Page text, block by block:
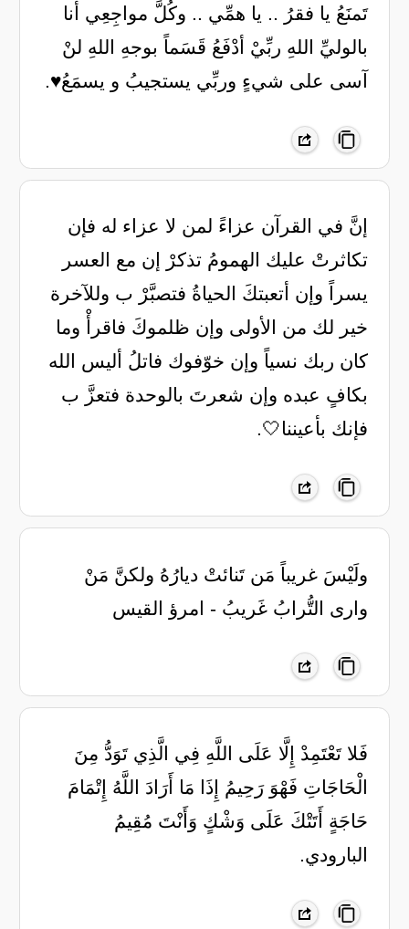
تَمنَعُ يا فقرُ .. يا همِّي .. وكُلَّ مواجِعِي أنا
بالوليِّ اللهِ ربِّيْ أدْفَعُ قَسَماً بوجهِ اللهِ لنْ
آسى على شيءٍ وربِّي يستجيبُ و يسمَعُ♥️.
‏إنَّ في القرآن عزاءً لمن لا عزاء له فإن
تكاثرتْ عليك الهمومُ تذكرْ إن مع العسر
يسراً وإن أتعبتكَ الحياةُ فتصبَّرْ ب وللآخرة
خير لك من الأولى وإن ظلموكَ فاقرأْ وما
كان ربك نسياً وإن خوّفوك فاتلُ أليس الله
بكافٍ عبده وإن شعرتَ بالوحدة فتعزَّ ب
فإنك بأعيننا🤍.
ولَيْسَ غريباً مَن تَنائتْ ديارُهُ ‏ولكنَّ مَنْ
وارى التُّرابُ غَريبُ - امرؤ القيس
‏فَلا تَعْتَمِدْ إِلَّا عَلَى اللَّهِ فِي الَّذِي ‏تَوَدُّ مِنَ
الْحَاجَاتِ فَهْوَ رَحِيمُ ‏إِذَا مَا أَرَادَ اللَّهُ إِتْمَامَ
حَاجَةٍ ‏أَتَتْكَ عَلَى وَشْكٍ وَأَنْتَ مُقِيمُ
‏البارودي.